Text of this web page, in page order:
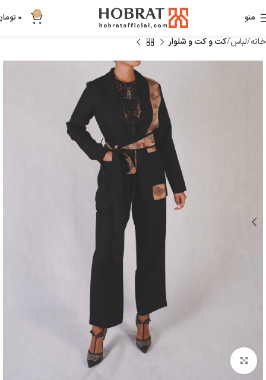
منو 0
0
خانه لباس کت و کت و شلوار
بزرگنمایی تصویر